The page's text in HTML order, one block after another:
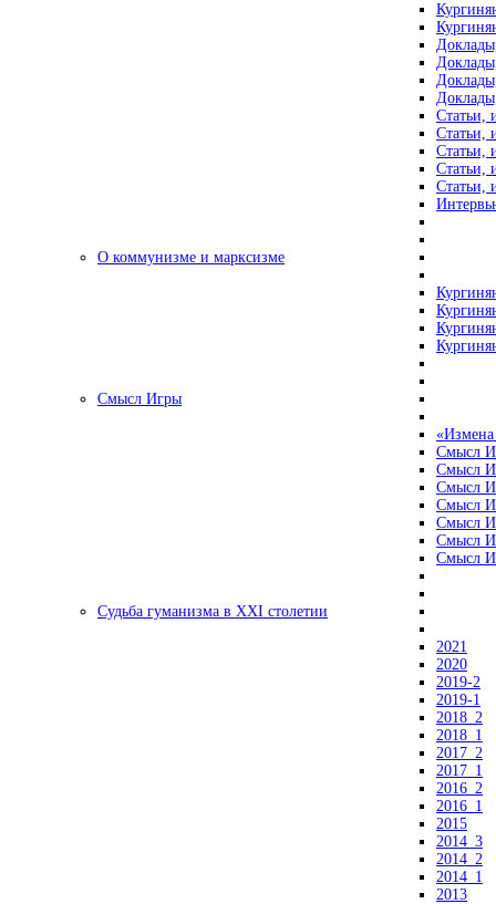
Статьи,
Статьи,
Статьи,
Статьи,
Статьи,
О коммунизме и марксизме
Смысл Игры
«Измена
Смысл
Смысл
Смысл
Смысл
Смысл
Смысл
Смысл
Судьба гуманизма в XXI столетии
2021
2020
2019-2
2019-1
2018_2
2018_1
2017_2
2017_1
2016_2
2016_1
2015
2014_3
2014_2
2014_1
2013